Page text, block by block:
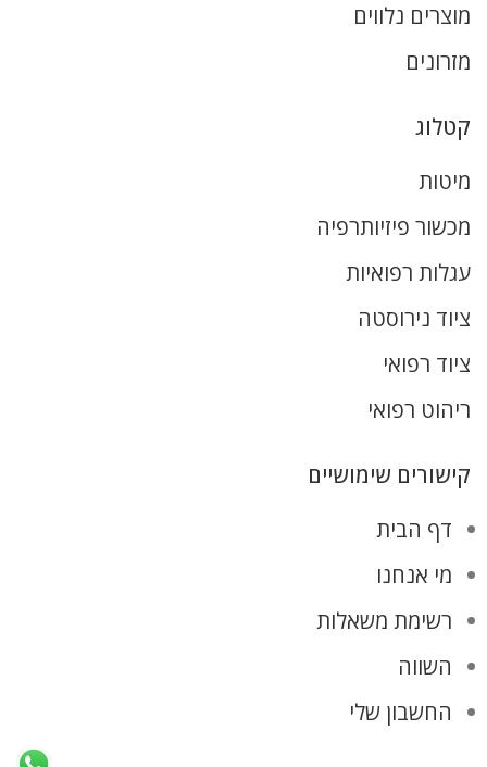
מוצרים נלווים
מזרונים
קטלוג
מיטות
מכשור פיזיותרפיה
עגלות רפואיות
ציוד נירוסטה
ציוד רפואי
ריהוט רפואי
קישורים שימושיים
דף הבית
מי אנחנו
רשימת משאלות
השווה
החשבון שלי